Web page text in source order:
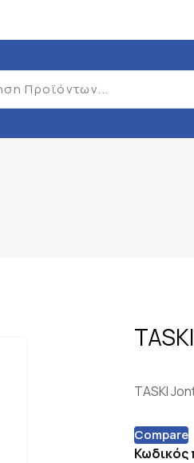
TASKI
Compare
Κωδικός